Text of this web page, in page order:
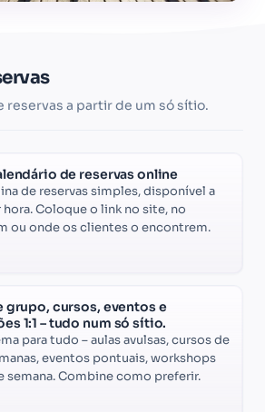
reservas a partir de um só sítio.
de reservas online
de reservas simples, disponível a
Coloque o link no site, no
ou onde os clientes o encontrem.
grupo, cursos, eventos e
1:1 – tudo num só sítio.
para tudo – aulas avulsas, cursos de
eventos pontuais, workshops
semana. Combine como preferir.